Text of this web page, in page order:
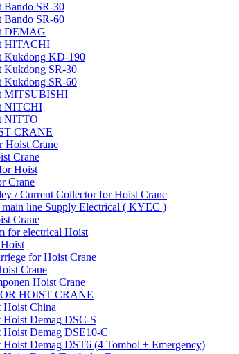
Bando SR-30
Bando SR-60
DEMAG
HITACHI
Kukdong KD-190
Kukdong SR-30
Kukdong SR-60
MITSUBISHI
NITCHI
NITTO
CRANE
Hoist Crane
Crane
Hoist
Crane
/ Current Collector for Hoist Crane
line Supply Electrical ( KYEC )
Crane
for electrical Hoist
for Hoist Crane
Crane
Hoist Crane
HOIST CRANE
Hoist China
Hoist Demag DSC-S
Hoist Demag DSE10-C
Hoist Demag DST6 (4 Tombol + Emergency)